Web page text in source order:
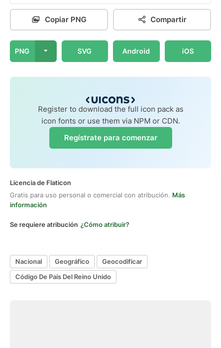
Copiar PNG Compartir
PNG SVG Android iOS
Register to download the full icon pack as
icon fonts or use them via NPM or CDN.
Regístrate para comenzar
Licencia de Flaticon
Gratis para uso personal o comercial con atribución. Más
información
Se requiere atribución ¿Cómo atribuir?
Nacional Geográfico
Geocodificar
Código De País Del Reino Unido